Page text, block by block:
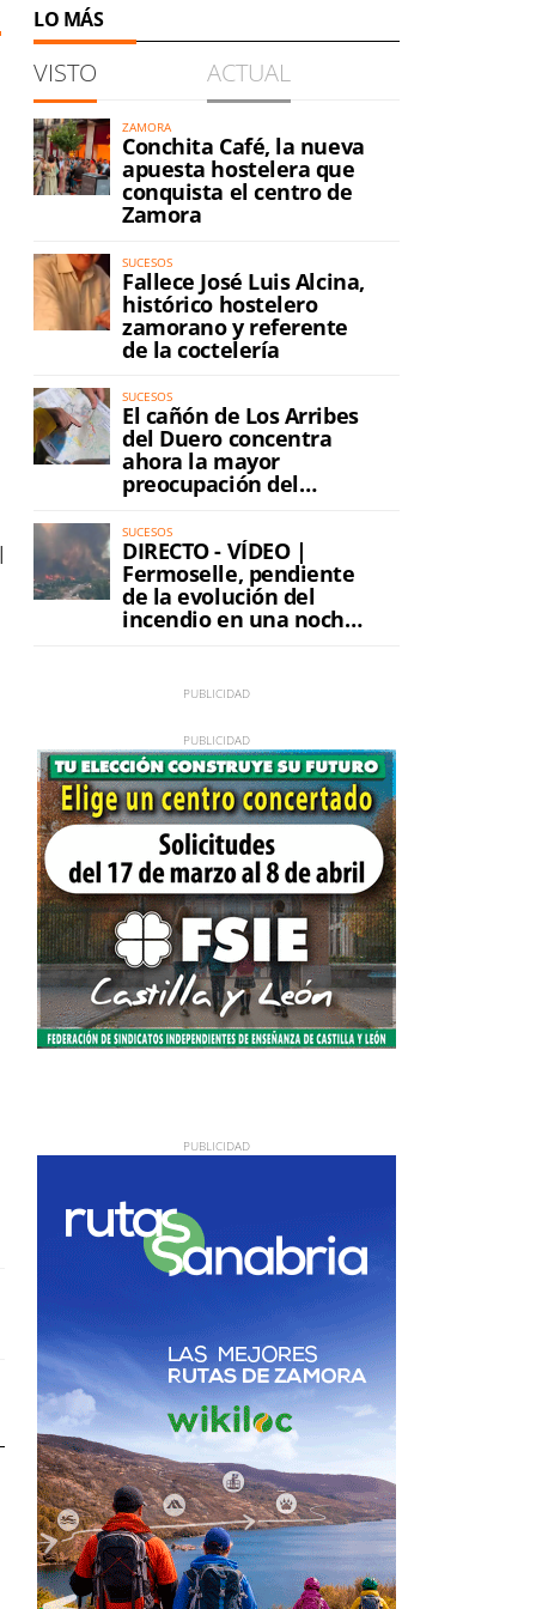
LO MÁS
VISTO ACTUAL
ZAMORA
Conchita Café, la nueva
apuesta hostelera que
conquista el centro de
Zamora
SUCESOS
Fallece José Luis Alcina,
histórico hostelero
zamorano y referente
de la coctelería
SUCESOS
El cañón de Los Arribes
del Duero concentra
ahora la mayor
preocupación del
SUCESOS
DIRECTO - VÍDEO |
Fermoselle, pendiente
de la evolución del
incendio en una noche